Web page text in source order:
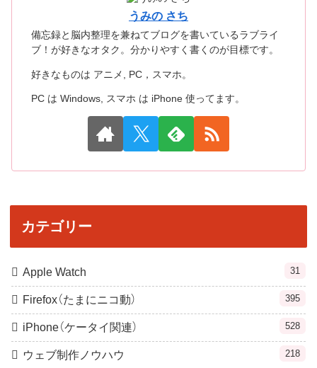
うみの さち
備忘録と脳内整理を兼ねてブログを書いているラブライ
ブ！が好きなオタク。分かりやすく書くのが目標です。
好きなものは アニメ, PC，スマホ。
PC は Windows, スマホ は iPhone 使ってます。
カテゴリー
Apple Watch 31
Firefox（たまにニコ動） 395
iPhone（ケータイ関連） 528
ウェブ制作ノウハウ 218